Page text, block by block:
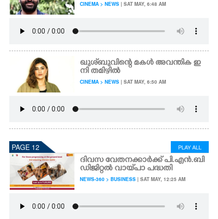
CINEMA > NEWS | SAT MAY, 6:48 AM
ഖുശ്‌ബുവിന്റെ മകൾ അവന്തിക ഇ
നി തമിഴിൽ
CINEMA > NEWS | SAT MAY, 6:50 AM
PAGE 12 PLAY ALL
ദിവസ വേതനക്കാർക്ക് പി.എൻ.ബി
ഡിജിറ്റൽ വായ്‌പാ പദ്ധതി
NEWS-360 > BUSINESS | SAT MAY, 12:25 AM